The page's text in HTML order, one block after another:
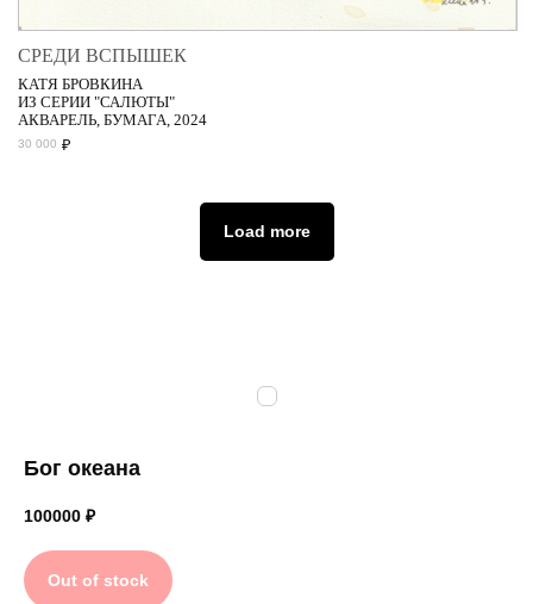
СРЕДИ ВСПЫШЕК
КАТЯ БРОВКИНА
ИЗ СЕРИИ "САЛЮТЫ"
АКВАРЕЛЬ, БУМАГА, 2024
30 000 ₽
Load more
Бог океана
100000 ₽
Out of stock